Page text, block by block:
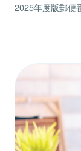
2025年度版郵便